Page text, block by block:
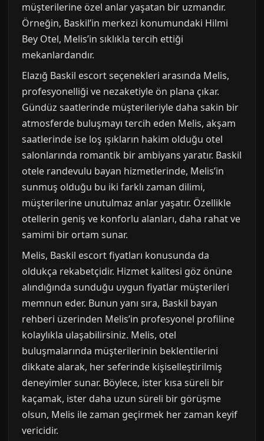
müşterilerine özel anlar yaşatan bir uzmandır.
Örneğin, Baskil’in merkezi konumundaki Hilmi
Bey Otel, Melis’in sıklıkla tercih ettiği
mekanlardandır.
Elazığ Baskil escort seçenekleri arasında Melis,
profesyonelliği ve nezaketiyle ön plana çıkar.
Gündüz saatlerinde müşterileriyle daha sakin bir
atmosferde buluşmayı tercih eden Melis, akşam
saatlerinde ise loş ışıkların hakim olduğu otel
salonlarında romantik bir ambiyans yaratır. Baskil
otele randevulu bayan hizmetlerinde, Melis’in
sunmuş olduğu bu iki farklı zaman dilimi,
müşterilerine unutulmaz anlar yaşatır. Özellikle
otellerin geniş ve konforlu alanları, daha rahat ve
samimi bir ortam sunar.
Melis, Baskil escort fiyatları konusunda da
oldukça rekabetçidir. Hizmet kalitesi göz önüne
alındığında sunduğu uygun fiyatlar müşterileri
memnun eder. Bunun yanı sıra, Baskil bayan
rehberi üzerinden Melis’in profesyonel profiline
kolaylıkla ulaşabilirsiniz. Melis, otel
buluşmalarında müşterilerinin beklentilerini
dikkate alarak, her seferinde kişiselleştirilmiş
deneyimler sunar. Böylece, ister kısa süreli bir
kaçamak, ister daha uzun süreli bir görüşme
olsun, Melis ile zaman geçirmek her zaman keyif
vericidir.